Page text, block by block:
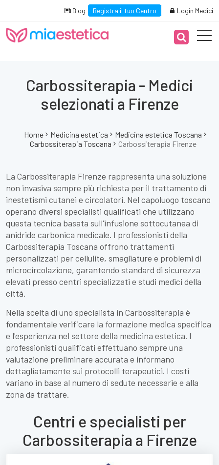
Blog Registra il tuo Centro Login Medici
Carbossiterapia - Medici
selezionati a Firenze
Home Medicina estetica
Medicina estetica Toscana
Carbossiterapia Toscana
Carbossiterapia Firenze
La Carbossiterapia Firenze rappresenta una soluzione
non invasiva sempre più richiesta per il trattamento di
inestetismi cutanei e circolatori. Nel capoluogo toscano
operano diversi specialisti qualificati che utilizzano
questa tecnica basata sull'infusione sottocutanea di
anidride carbonica medicale. I professionisti della
Carbossiterapia Toscana offrono trattamenti
personalizzati per cellulite, smagliature e problemi di
microcircolazione, garantendo standard di sicurezza
elevati presso centri specializzati e studi medici della
città.
Nella scelta di uno specialista in Carbossiterapia è
fondamentale verificare la formazione medica specifica
e l'esperienza nel settore della medicina estetica. I
professionisti qualificati effettuano sempre una
valutazione preliminare accurata e informano
dettagliatamente sui protocolli terapeutici. I costi
variano in base al numero di sedute necessarie e alla
zona da trattare.
Centri e specialisti per
Carbossiterapia a Firenze